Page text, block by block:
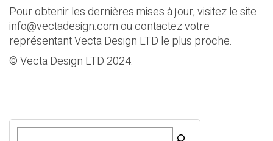
Pour obtenir les dernières mises à jour, visitez le site
info@vectadesign.comou contactez votre
représentant Vecta Design LTD le plus proche.
© Vecta Design LTD 2024.
R